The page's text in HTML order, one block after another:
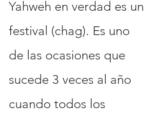
Yahweh en verdad es un
festival (chag). Es uno
de las ocasiones que
sucede 3 veces al año
cuando todos los